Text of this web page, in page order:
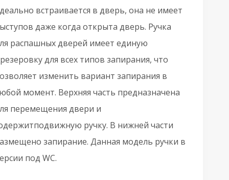
встраивается в дверь, она не имеет
даже когда открыта дверь. Ручка
распашных дверей имеет единую
для всех типов запирания, что
изменить вариант запирания в
момент. Верхняя часть предназначена
перемещения двери и
ручку. В нижней части
запирание. Данная модель ручки в
под WC.